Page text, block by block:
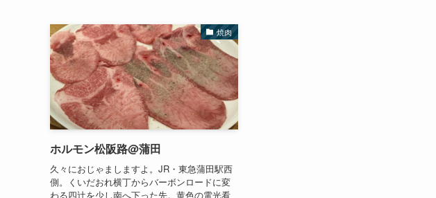
焼肉
ホルモン松阪路@蒲田
久々におじゃましますよ。JR・東急蒲田駅西
側。くいだおれ横丁からバーボンロードに変
わる四辻を少し南へ下った先。黄色の電光看